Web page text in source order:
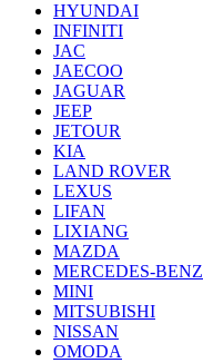
HYUNDAI
INFINITI
JAC
JAECOO
JAGUAR
JEEP
JETOUR
KIA
LAND ROVER
LEXUS
LIFAN
LIXIANG
MAZDA
MERCEDES-BENZ
MINI
MITSUBISHI
NISSAN
OMODA